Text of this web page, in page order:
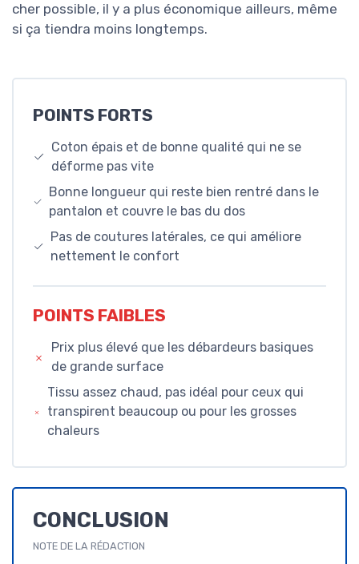
cher possible, il y a plus économique ailleurs, même
si ça tiendra moins longtemps.
POINTS FORTS
Coton épais et de bonne qualité qui ne se
déforme pas vite
Bonne longueur qui reste bien rentré dans le
pantalon et couvre le bas du dos
Pas de coutures latérales, ce qui améliore
nettement le confort
POINTS FAIBLES
Prix plus élevé que les débardeurs basiques
de grande surface
Tissu assez chaud, pas idéal pour ceux qui
transpirent beaucoup ou pour les grosses
chaleurs
CONCLUSION
NOTE DE LA RÉDACTION